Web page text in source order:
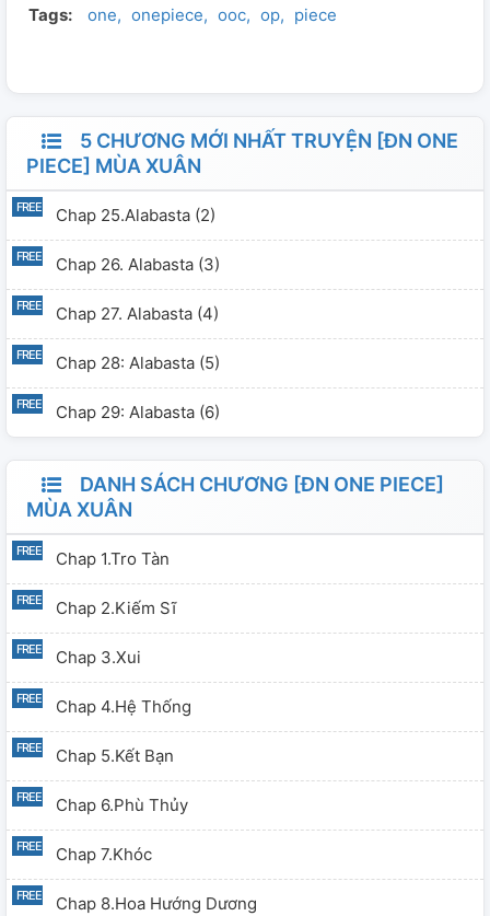
Tags: one onepiece ooc op piece
5 CHƯƠNG MỚI NHẤT TRUYỆN [ĐN ONE
PIECE] MÙA XUÂN
Chap 25.Alabasta (2)
Chap 26. Alabasta (3)
Chap 27. Alabasta (4)
Chap 28: Alabasta (5)
Chap 29: Alabasta (6)
DANH SÁCH CHƯƠNG [ĐN ONE PIECE]
MÙA XUÂN
Chap 1.Tro Tàn
Chap 2.Kiếm Sĩ
Chap 3.Xui
Chap 4.Hệ Thống
Chap 5.Kết Bạn
Chap 6.Phù Thủy
Chap 7.Khóc
Chap 8.Hoa Hướng Dương